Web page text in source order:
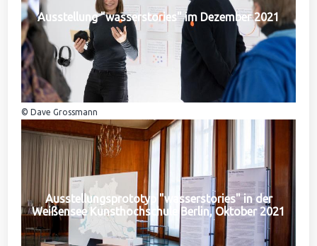
Ausstellung "wasserstories" im Dezember 2021
© Dave Grossmann
Ausstellungsprototyp "wasserstories" in der
Weißensee Kunsthochschule Berlin, Oktober 2021